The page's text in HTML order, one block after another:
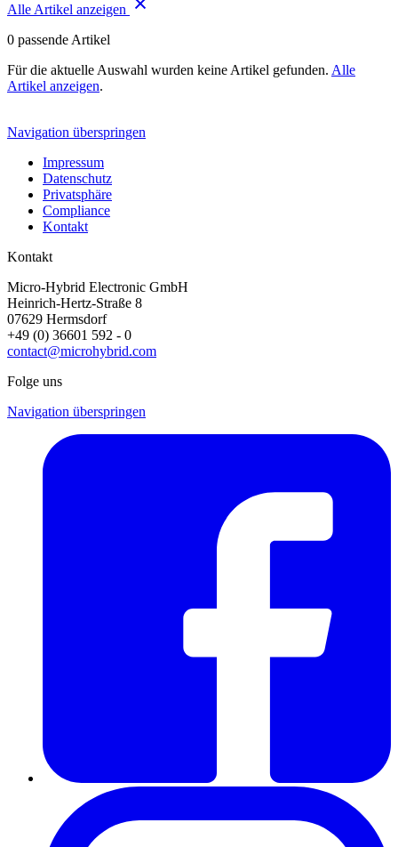
Alle Artikel anzeigen
0 passende Artikel
Für die aktuelle Auswahl wurden keine Artikel gefunden. Alle
Artikel anzeigen.
Navigation überspringen
Impressum
Datenschutz
Privatsphäre
Compliance
Kontakt
Kontakt
Micro-Hybrid Electronic GmbH
Heinrich-Hertz-Straße 8
07629 Hermsdorf
+49 (0) 36601 592 - 0
contact@microhybrid.com
Folge uns
Navigation überspringen